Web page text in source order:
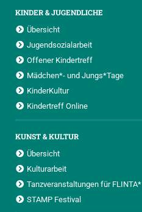
KINDER & JUGENDLICHE
Übersicht
Jugendsozialarbeit
Offener Kindertreff
Mädchen*- und Jungs*Tage
KinderKultur
Kindertreff Online
KUNST & KULTUR
Übersicht
Kulturarbeit
Tanzveranstaltungen für FLINTA*
STAMP Festival